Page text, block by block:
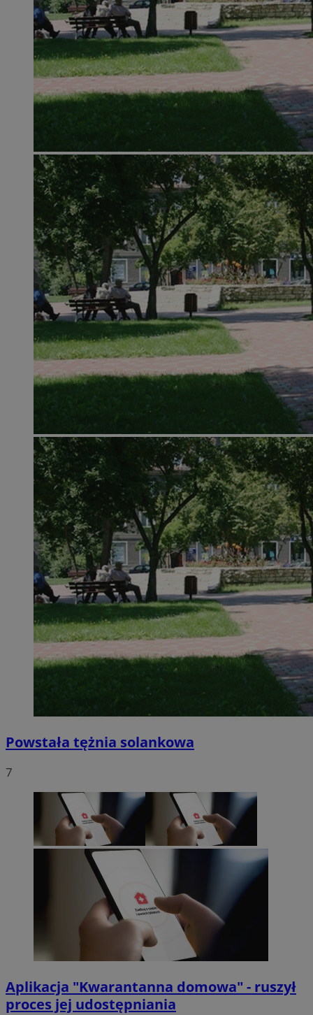
Powstała tężnia solankowa
7
Aplikacja "Kwarantanna domowa" - ruszył
proces jej udostępniania